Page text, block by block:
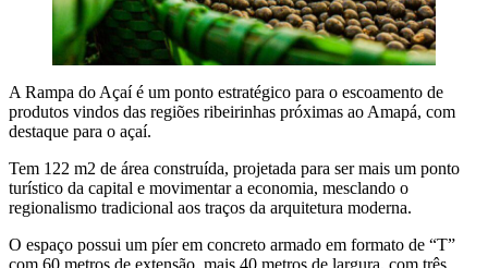
A Rampa do Açaí é um ponto estratégico para o escoamento de
produtos vindos das regiões ribeirinhas próximas ao Amapá, com
destaque para o açaí.
Tem 122 m2 de área construída, projetada para ser mais um ponto
turístico da capital e movimentar a economia, mesclando o
regionalismo tradicional aos traços da arquitetura moderna.
O espaço possui um píer em concreto armado em formato de “T”